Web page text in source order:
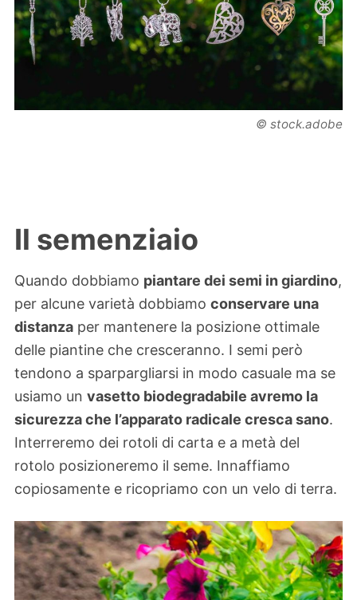
© stock.adobe
Il semenziaio
Quando dobbiamo piantare dei semi in giardino,
per alcune varietà dobbiamo conservare una
distanza per mantenere la posizione ottimale
delle piantine che cresceranno. I semi però
tendono a sparpargliarsi in modo casuale ma se
usiamo un vasetto biodegradabile avremo la
sicurezza che l’apparato radicale cresca sano.
Interreremo dei rotoli di carta e a metà del
rotolo posizioneremo il seme. Innaffiamo
copiosamente e ricopriamo con un velo di terra.